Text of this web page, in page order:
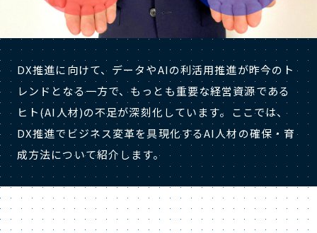
DX推進に向けて、データやAIの利活用推進が昨今のト
レンドとなる一方で、もっとも重要な経営資源である
ヒト(AI人材)の不足が深刻化しています。ここでは、
DX推進でビジネス変革を具現化するAI人材の確保・育
成方法について紹介します。